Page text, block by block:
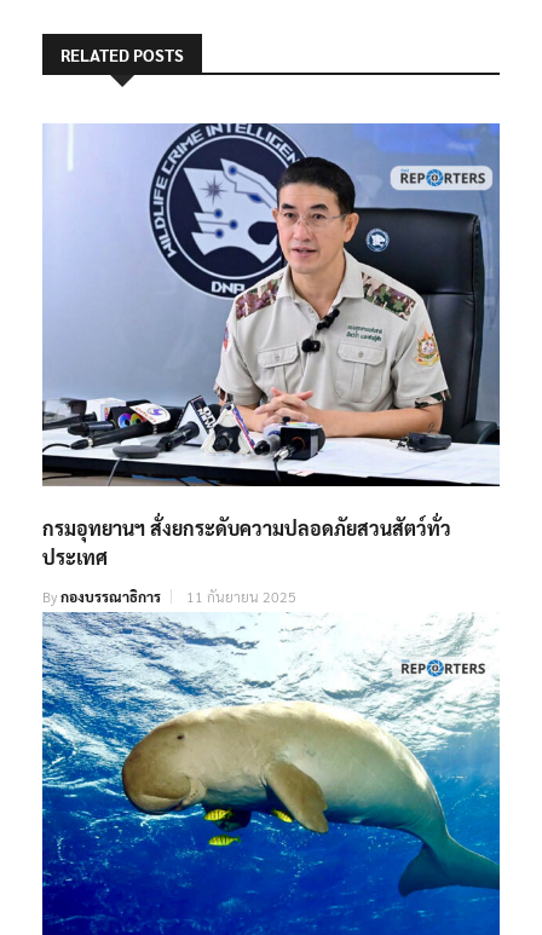
RELATED POSTS
กรมอุทยานฯ สั่งยกระดับความปลอดภัยสวนสัตว์ทั่ว
ประเทศ
Byกองบรรณาธิการ 11 กันยายน 2025